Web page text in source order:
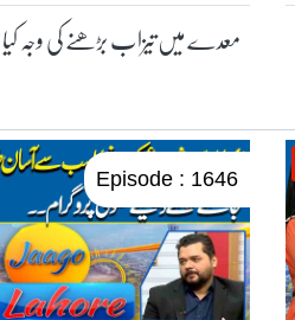
معدے میں تیزاب بڑھنے کی وجہ
Episode : 1646